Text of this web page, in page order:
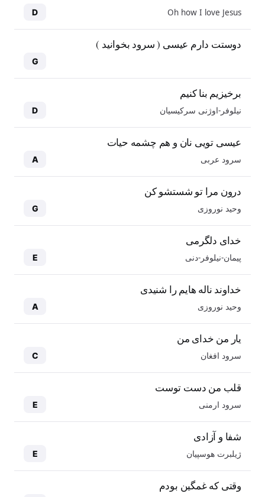
Oh how I love Jesus
D
دوستت دارم عیسی ( سرود بخوانید )
G
برخیزیم بنا کنیم
نیلوفر-اوژنی سرکیسیان D
عیسی تویی نان و هم چشمه حیات
سرود عربی A
درون مرا تو شستشو کن
وحید نوروزی G
خدای دلگرمی
پیمان-نیلوفر-دنی E
خداوند ناله هایم را شنیدی
وحید نوروزی A
یار من خدای من
سرود افغان C
قلب من دست توست
سرود ارمنی E
شفا و آزادی
ژیلبرت هوسپیان E
وقتی که غمگین بودم